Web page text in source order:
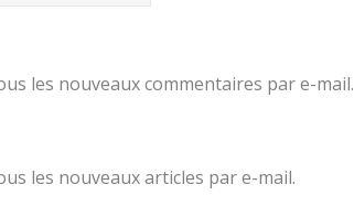
les nouveaux commentaires par e-mail.
les nouveaux articles par e-mail.